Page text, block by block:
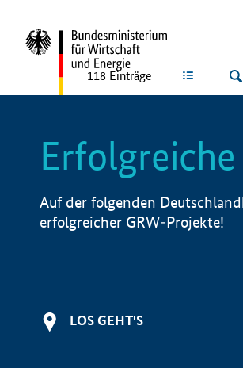
LISTE
118 Einträge
Auf der folgenden
erfolgreicher GRW-Projekte!
LOS GEHT'S